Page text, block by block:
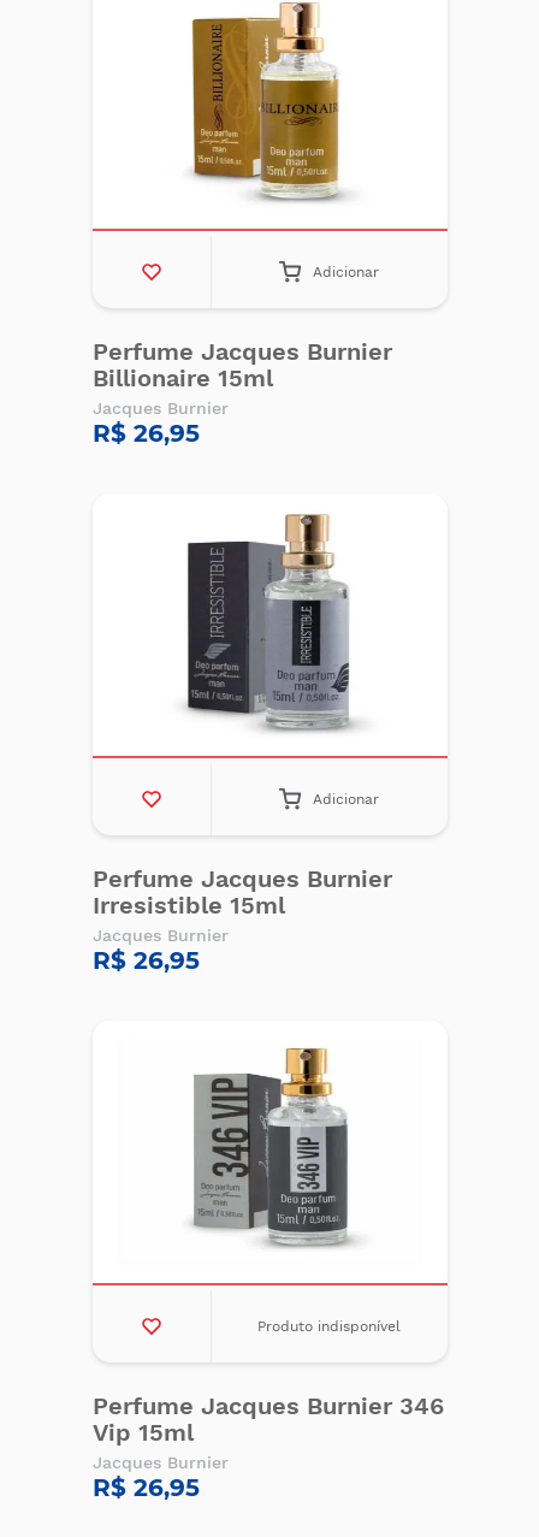
Adicionar
Perfume Jacques Burnier
Billionaire 15ml
Jacques Burnier
R$ 26,95
Adicionar
Perfume Jacques Burnier
Irresistible 15ml
Jacques Burnier
R$ 26,95
Produto indisponível
Perfume Jacques Burnier 346
Vip 15ml
Jacques Burnier
R$ 26,95